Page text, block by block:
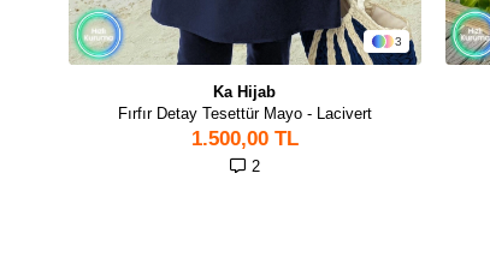
3
Ka Hijab
Fırfır Detay Tesettür Mayo - Lacivert
2
1.500,00 TL